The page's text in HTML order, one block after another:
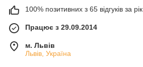
100% позитивних з 65 відгуків за рік
Працює з 29.09.2014
м. Львів
Львів, Україна